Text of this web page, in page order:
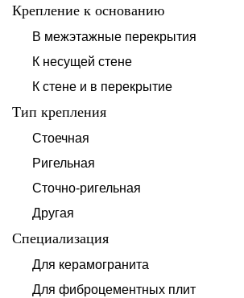
Крепление к основанию
В межэтажные перекрытия
К несущей стене
К стене и в перекрытие
Тип крепления
Стоечная
Ригельная
Сточно-ригельная
Другая
Специализация
Для керамогранита
Для фиброцементных плит